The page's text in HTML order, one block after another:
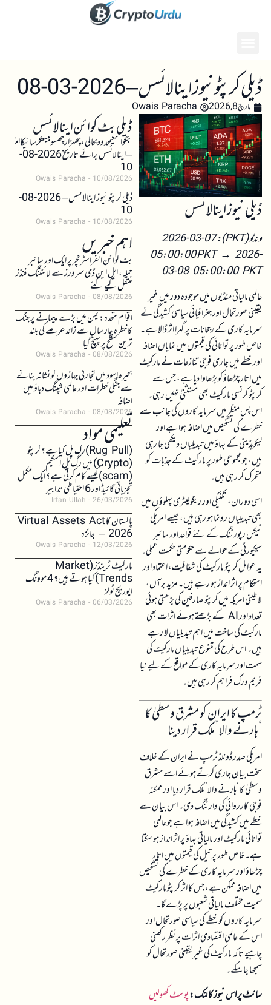
ڈیلی کرپٹو نیوز اینالائسس – 2026-03-08
مارچ 8, 2026 Owais Paracha
ڈیلی نیوز اینالائسس
ونڈو (PKT): 2026-03-07
05:00:00 PKT → 2026-
03-08 05:00:00 PKT
عالمی مالیاتی منڈیوں میں موجودہ دور میں غیر
یقینی صورتحال اور جغرافیائی سیاسی کشیدگی نے
سرمایہ کاری کے رجحانات پر گہرا اثر ڈالا ہے۔
خاص طور پر توانائی کی قیمتوں میں نمایاں اضافہ
اور خطے میں جاری فوجی تنازعات نے مارکیٹ
میں اتار چڑھاؤ کو بڑھاوا دیا ہے، جس سے
کرپٹو کرنسی مارکیٹ بھی مستثنیٰ نہیں رہی۔
اس پس منظر میں سرمایہ کاروں کی جانب سے
خطرے کی تشخیص میں اضافہ ہوا ہے اور
لیکویڈیٹی کے بہاؤ میں تبدیلیاں دیکھی جا رہی
ہیں، جو مجموعی طور پر مارکیٹ کے جذبات کو
متحرک کر رہی ہیں۔
اسی دوران، تکنیکی اور ریگولیٹری پہلوؤں میں
بھی تبدیلیاں رونما ہو رہی ہیں، جیسے امریکی
ٹیکس رپورٹنگ کے نئے قواعد اور سائبر
سیکیورٹی کے حوالے سے حکومتی حکمت عملی۔
یہ عوامل کرپٹو مارکیٹ کی شفافیت، اعتماد اور
استحکام پر اثر انداز ہو رہے ہیں۔ مزید برآں،
لاطینی امریکہ میں کرپٹو صارفین کی بڑھتی ہوئی
تعداد اور AI کے بڑھتے ہوئے اثرات بھی
مارکیٹ کی ساخت میں اہم تبدیلیاں لا رہے
ہیں۔ اس طرح کی متنوع تبدیلیاں مارکیٹ کی
سمت اور سرمایہ کاری کے مواقع کے لیے نیا
فریم ورک فراہم کر رہی ہیں۔
ٹرمپ کا ایران کو مشرق وسطیٰ کا
‘ہارنے والا’ ملک قرار دینا
امریکی صدر ڈونلڈ ٹرمپ نے ایران کے خلاف
سخت بیان جاری کرتے ہوئے اسے مشرق
وسطیٰ کا ‘ہارنے والا’ ملک قرار دیا اور ممکنہ
فوجی کارروائی کی وارننگ دی۔ اس بیان سے
خطے میں کشیدگی میں اضافہ ہوا ہے جو عالمی
توانائی مارکیٹ اور مالیاتی بہاؤ پر اثر انداز ہو سکتا
ہے۔ خاص طور پر تیل کی قیمتوں میں اتار
چڑھاؤ اور سرمایہ کاری کے خطرے کی تشخیص
میں اضافہ ممکن ہے، جس کا اثر کرپٹو مارکیٹ
سمیت مختلف مالیاتی شعبوں پر پڑے گا۔
سرمایہ کاروں کو خطے کی سیاسی صورتحال اور
اس کے عالمی اقتصادی اثرات پر نظر رکھنی
چاہیے تاکہ مارکیٹ کی غیر یقینی صورتحال کو
سمجھا جا سکے۔
سائٹ پر اس نیوز کا لنک:پوسٹ کھولیں
ڈیلی بٹ کوائن اینالائسس
بٹکوائنکیمحدودبحالی،چھہزارچھسوبیستکرسائیکاامکان
– اینالائسس برائے تاریخ 2026-08-
10
Owais Paracha 10/08/2026
ڈیلی کرپٹو نیوز اینالائسس – 2026-08-
10
Owais Paracha 10/08/2026
اہم خبریں
بٹ کوائن انفراسٹرکچر پر ایک اور سائبر
حملہ، ایل این ڈی سرورز سے لائٹننگ فنڈز
منتقل کیے گئے
Owais Paracha 08/08/2026
اقوام متحدہ: یمن میں بڑے پیمانے پر جنگ
کا خطرہ چار سال سے زائد عرصے کی بلند
ترین سطح پر پہنچ گیا
Owais Paracha 08/08/2026
بحیرہ اسود میں تجارتی جہازوں کو نشانہ بنانے
سے جنگی خطرات اور عالمی شپنگ دباؤ میں
اضافہ
Owais Paracha 08/08/2026
تعلیمی مواد(Rug Pull)رگ پل کیا ہے؟ کرپٹو
(Crypto) میں رگ پل اسکیم
(scam)کیسے کام کرتی ہے؟ ایک مکمل
تجزیاتی گائیڈ اور 6 احتیاطی تدابیر
Irfan Ullah 26/03/2026
پاکستان کا Virtual Assets Act
2026 – جائزہ
Owais Paracha 12/03/2026
مارکیٹ ٹرینڈز (Market
Trends) کیا ہوتے ہیں؟ 4 موونگ
ایوریج ٹولز
Owais Paracha 06/03/2026